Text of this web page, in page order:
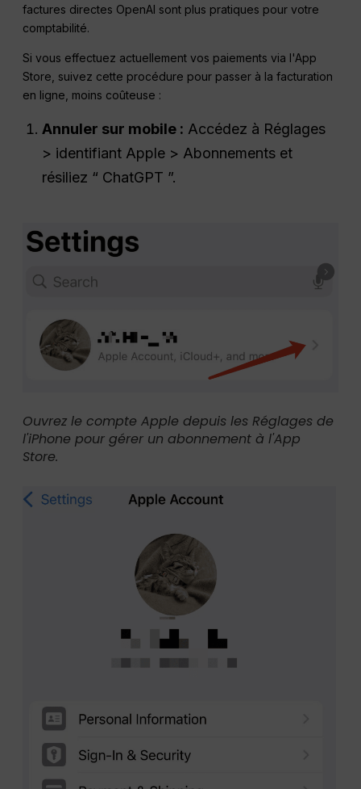
factures directes OpenAI sont plus pratiques pour votre
comptabilité.
Si vous effectuez actuellement vos paiements via l'App
Store, suivez cette procédure pour passer à la facturation
en ligne, moins coûteuse :
Annuler sur mobile : Accédez à Réglages
> identifiant Apple > Abonnements et
résiliez “ ChatGPT ”.
Ouvrez le compte Apple depuis les Réglages de
l'iPhone pour gérer un abonnement à l'App
Store.